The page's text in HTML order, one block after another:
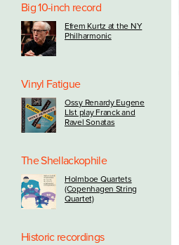
Big 10-inch record
Efrem Kurtz at the NY
Philharmonic
Vinyl Fatigue
Ossy Renardy Eugene
LIst play Franck and
Ravel Sonatas
The Shellackophile
Holmboe Quartets
(Copenhagen String
Quartet)
Historic recordings